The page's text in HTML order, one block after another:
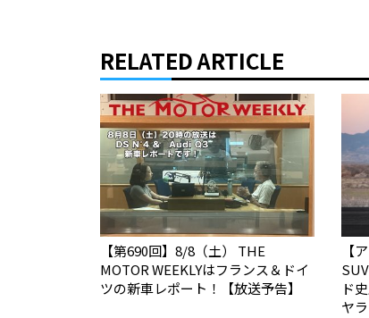
RELATED ARTICLE
【第690回】8/8（土） THE
MOTOR WEEKLYはフランス＆ドイ
ツの新車レポート！【放送予告】
【
ド
ヤ